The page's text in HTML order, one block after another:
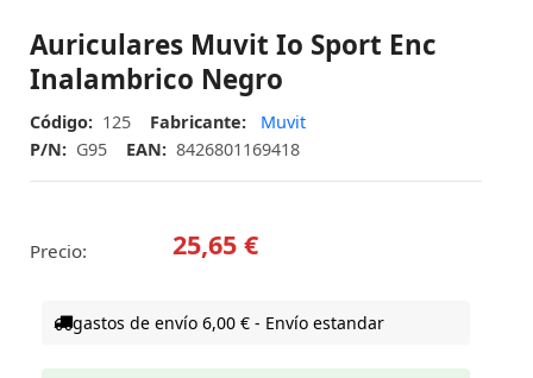
Auriculares Muvit Io Sport Enc
Inalambrico Negro
Código: 125 Fabricante:
Muvit
P/N: G95 EAN: 8426801169418
Precio: 25,65 €
gastos de envío 6,00 € - Envío estandar